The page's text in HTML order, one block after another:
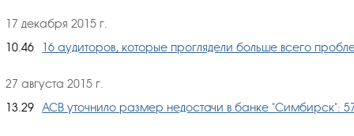
17 декабря 2015 г.
10.46
16 аудиторов, которые проглядели больше всего
27 августа 2015 г.
13.29
АСВ уточнило размер недостачи в банке "Симбирск":